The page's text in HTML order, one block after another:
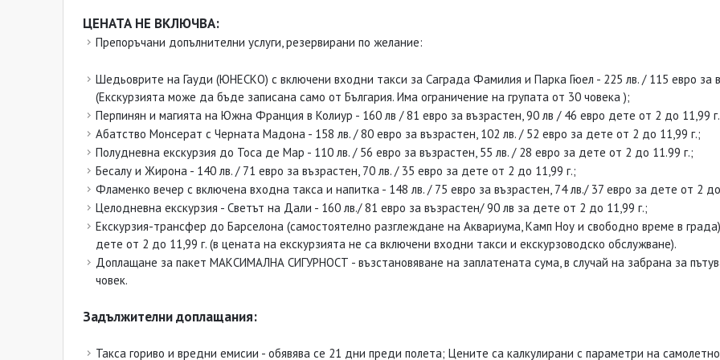
ЦЕНАТА НЕ ВКЛЮЧВА:
Препоръчани допълнителни услуги, резервирани по желание:
Шедьоврите на Гауди (ЮНЕСКО) с включени входни такси за Саграда Фамилия и Парка Гюел - 225 лв. / 115 евро за
(Екскурзията може да бъде записана само от България. Има ограничение на групата от 30 човека );
Перпинян и магията на Южна Франция в Колиур - 160 лв / 81 евро за възрастен, 90 лв / 46 евро дете от 2 до 11,99
Абатство Монсерат с Черната Мадона - 158 лв. / 80 евро за възрастен, 102 лв. / 52 евро за дете от 2 до 11,99 г.;
Полудневна екскурзия до Тоса де Мар - 110 лв. / 56 евро за възрастен, 55 лв. / 28 евро за дете от 2 до 11.99 г.;
Бесалу и Жирона - 140 лв. / 71 евро за възрастен, 70 лв. / 35 евро за дете от 2 до 11,99 г.;
Фламенко вечер с включена входна такса и напитка - 148 лв. / 75 евро за възрастен, 74 лв./ 37 евро за дете от 2
Целодневна екскурзия - Светът на Дали - 160 лв./ 81 евро за възрастен/ 90 лв за дете от 2 до 11,99 г.;
Екскурзия-трансфер до Барселона (самостоятелно разглеждане на Аквариума, Камп Ноу и свободно време в
дете от 2 до 11,99 г. (в цената на екскурзията не са включени входни такси и екскурзоводско обслужване).
Доплащане за пакет МАКСИМАЛНА СИГУРНОСТ - възстановяване на заплатената сума, в случай на забрана за
човек.
Задължителни доплащания:
Такса гориво и вредни емисии - обявява се 21 дни преди полета; Цените са калкулирани с параметри на